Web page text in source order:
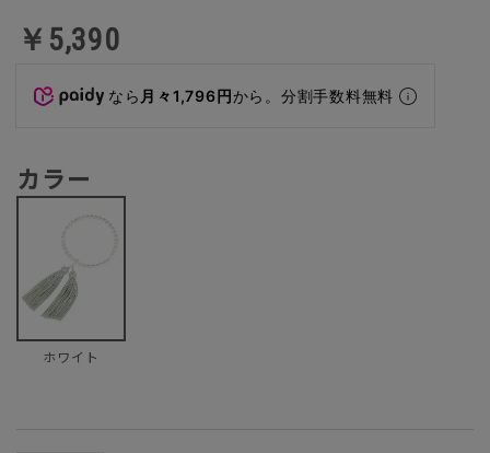
￥5,390
なら 月々1,796円から。分割手数料無料
カラー
ホワイト